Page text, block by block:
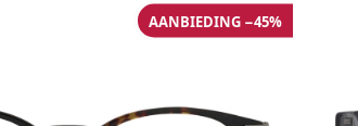
AANBIEDING −45%